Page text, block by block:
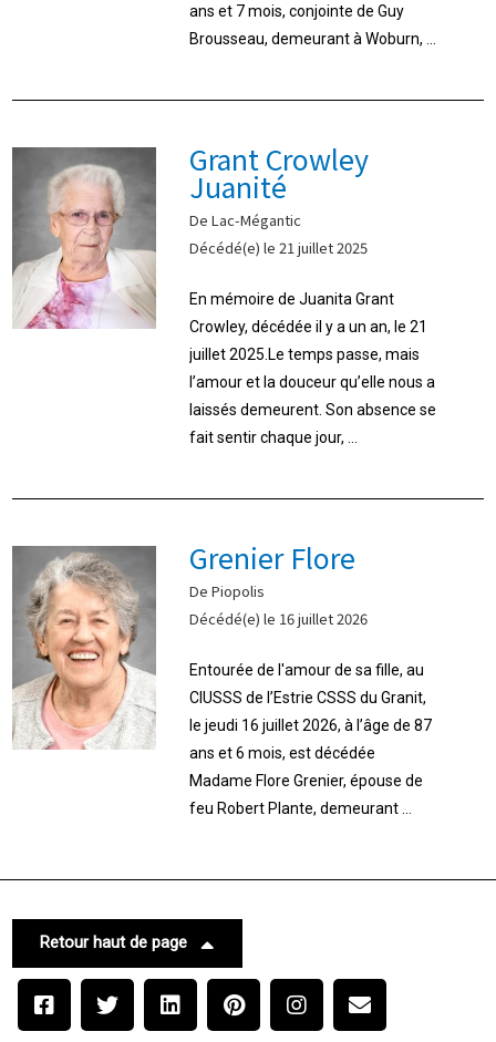
ans et 7 mois, conjointe de Guy
Brousseau, demeurant à Woburn, ...
Grant Crowley
Juanité
De Lac-Mégantic
Décédé(e) le 21 juillet 2025
En mémoire de Juanita Grant
Crowley, décédée il y a un an, le 21
juillet 2025.Le temps passe, mais
l’amour et la douceur qu’elle nous a
laissés demeurent. Son absence se
fait sentir chaque jour, ...
Grenier Flore
De Piopolis
Décédé(e) le 16 juillet 2026
Entourée de l'amour de sa fille, au
CIUSSS de l’Estrie CSSS du Granit,
le jeudi 16 juillet 2026, à l’âge de 87
ans et 6 mois, est décédée
Madame Flore Grenier, épouse de
feu Robert Plante, demeurant ...
Retour haut de page